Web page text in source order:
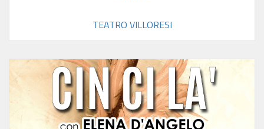
TEATRO VILLORESI